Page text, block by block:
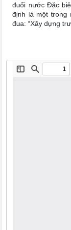
đuối nước Đặc
định là một trong
đua: “Xây dựng